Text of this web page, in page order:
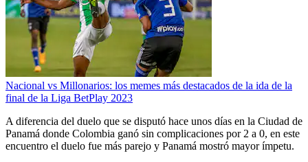
Nacional vs Millonarios: los memes más destacados de la ida de la
final de la Liga BetPlay 2023
A diferencia del duelo que se disputó hace unos días en la Ciudad de
Panamá donde Colombia ganó sin complicaciones por 2 a 0, en este
encuentro el duelo fue más parejo y Panamá mostró mayor ímpetu.